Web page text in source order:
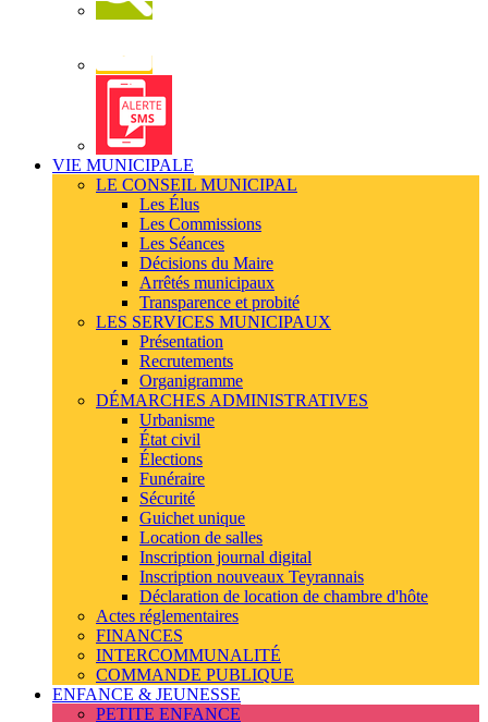
Alerte
SMS
VIE MUNICIPALE
LE CONSEIL MUNICIPAL
Les Élus
Les Commissions
Les Séances
Décisions du Maire
Arrêtés municipaux
Transparence et probité
LES SERVICES MUNICIPAUX
Présentation
Recrutements
Organigramme
DÉMARCHES ADMINISTRATIVES
Urbanisme
État civil
Élections
Funéraire
Sécurité
Guichet unique
Location de salles
Inscription journal digital
Inscription nouveaux Teyrannais
Déclaration de location de chambre d'hôte
Actes réglementaires
FINANCES
INTERCOMMUNALITÉ
COMMANDE PUBLIQUE
ENFANCE & JEUNESSE
PETITE ENFANCE